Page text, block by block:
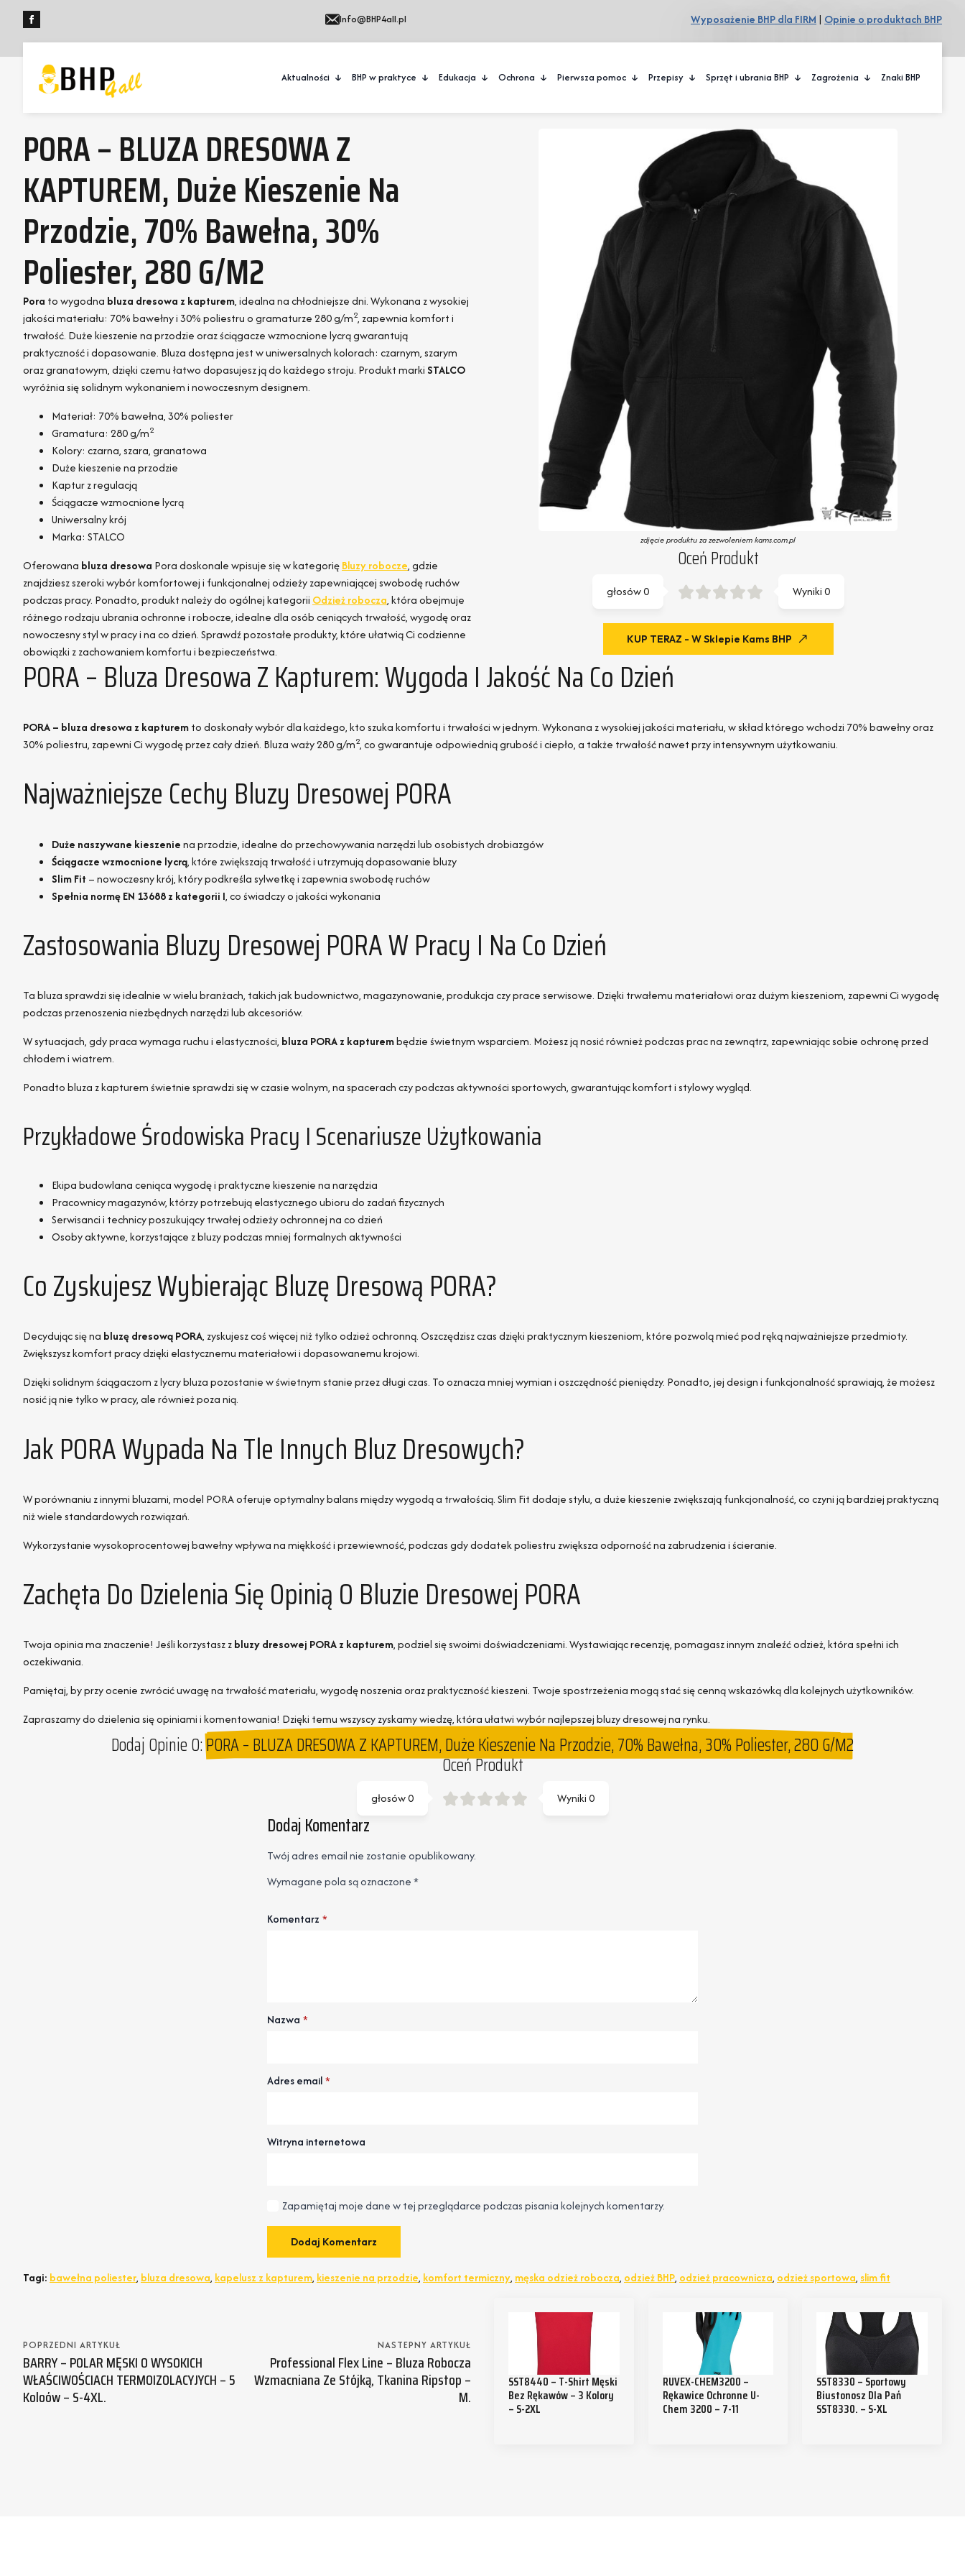
Info@BHP4all.pl Wyposażenie BHP dla FIRM | Opinie o produktach BHP
Aktualności BHP w praktyce Edukacja Ochrona Pierwsza pomoc Przepisy Sprzęt i ubrania BHP Zagrożenia Znaki BHP
PORA – BLUZA DRESOWA Z
KAPTUREM, Duże Kieszenie Na
Przodzie, 70% Bawełna, 30%
Poliester, 280 G/m2
Pora to wygodna bluza dresowa z kapturem, idealna na chłodniejsze dni. Wykonana z wysokiej
jakości materiału: 70% bawełny i 30% poliestru o gramaturze 280 g/m2, zapewnia komfort i
trwałość. Duże kieszenie na przodzie oraz ściągacze wzmocnione lycrą gwarantują
praktyczność i dopasowanie. Bluza dostępna jest w uniwersalnych kolorach: czarnym, szarym
oraz granatowym, dzięki czemu łatwo dopasujesz ją do każdego stroju. Produkt marki STALCO
wyróżnia się solidnym wykonaniem i nowoczesnym designem.
Materiał: 70% bawełna, 30% poliester
Gramatura: 280 g/m2
Kolory: czarna, szara, granatowa
Duże kieszenie na przodzie
Kaptur z regulacją
Ściągacze wzmocnione lycrą
Uniwersalny krój
Marka: STALCO
Oferowana bluza dresowa Pora doskonale wpisuje się w kategorięBluzy robocze, gdzie
znajdziesz szeroki wybór komfortowej i funkcjonalnej odzieży zapewniającej swobodę ruchów
podczas pracy. Ponadto, produkt należy do ogólnej kategorii Odzież robocza, która obejmuje
różnego rodzaju ubrania ochronne i robocze, idealne dla osób ceniących trwałość, wygodę oraz
nowoczesny styl w pracy i na co dzień. Sprawdź pozostałe produkty, które ułatwią Ci codzienne
obowiązki z zachowaniem komfortu i bezpieczeństwa.
zdjęcie produktu za zezwoleniem kams.com.pl
Oceń Produkt
Wyniki0
głosów0
KUP TERAZ - W Sklepie Kams BHP
PORA – Bluza Dresowa Z Kapturem: Wygoda I Jakość Na Co Dzień
PORA – bluza dresowa z kapturemto doskonały wybór dla każdego, kto szuka komfortu i trwałości w jednym. Wykonana z wysokiej jakości materiału, w skład którego wchodzi 70% bawełny oraz
30% poliestru, zapewni Ci wygodę przez cały dzień. Bluza waży 280 g/m2, co gwarantuje odpowiednią grubość i ciepło, a także trwałość nawet przy intensywnym użytkowaniu.
Najważniejsze Cechy Bluzy Dresowej PORA
Duże naszywane kieszeniena przodzie, idealne do przechowywania narzędzi lub osobistych drobiazgów
Ściągacze wzmocnione lycrą, które zwiększają trwałość i utrzymują dopasowanie bluzy
Slim Fit – nowoczesny krój, który podkreśla sylwetkę i zapewnia swobodę ruchów
Spełnia normę EN 13688 z kategorii I, co świadczy o jakości wykonania
Zastosowania Bluzy Dresowej PORA W Pracy I Na Co Dzień
Ta bluza sprawdzi się idealnie w wielu branżach, takich jak budownictwo, magazynowanie, produkcja czy prace serwisowe. Dzięki trwałemu materiałowi oraz dużym kieszeniom, zapewni Ci wygodę
podczas przenoszenia niezbędnych narzędzi lub akcesoriów.
W sytuacjach, gdy praca wymaga ruchu i elastyczności, bluza PORA z kapturembędzie świetnym wsparciem. Możesz ją nosić również podczas prac na zewnątrz, zapewniając sobie ochronę przed
chłodem i wiatrem.
Ponadto bluza z kapturem świetnie sprawdzi się w czasie wolnym, na spacerach czy podczas aktywności sportowych, gwarantując komfort i stylowy wygląd.
Przykładowe Środowiska Pracy I Scenariusze Użytkowania
Ekipa budowlana ceniąca wygodę i praktyczne kieszenie na narzędzia
Pracownicy magazynów, którzy potrzebują elastycznego ubioru do zadań fizycznych
Serwisanci i technicy poszukujący trwałej odzieży ochronnej na co dzień
Osoby aktywne, korzystające z bluzy podczas mniej formalnych aktywności
Co Zyskujesz Wybierając Bluzę Dresową PORA?
Decydując się na bluzę dresową PORA, zyskujesz coś więcej niż tylko odzież ochronną. Oszczędzisz czas dzięki praktycznym kieszeniom, które pozwolą mieć pod ręką najważniejsze przedmioty.
Zwiększysz komfort pracy dzięki elastycznemu materiałowi i dopasowanemu krojowi.
Dzięki solidnym ściągaczom z lycry bluza pozostanie w świetnym stanie przez długi czas. To oznacza mniej wymian i oszczędność pieniędzy. Ponadto, jej design i funkcjonalność sprawiają, że możesz
nosić ją nie tylko w pracy, ale również poza nią.
Jak PORA Wypada Na Tle Innych Bluz Dresowych?
W porównaniu z innymi bluzami, model PORA oferuje optymalny balans między wygodą a trwałością. Slim Fit dodaje stylu, a duże kieszenie zwiększają funkcjonalność, co czyni ją bardziej praktyczną
niż wiele standardowych rozwiązań.
Wykorzystanie wysokoprocentowej bawełny wpływa na miękkość i przewiewność, podczas gdy dodatek poliestru zwiększa odporność na zabrudzenia i ścieranie.
Zachęta Do Dzielenia Się Opinią O Bluzie Dresowej PORA
Twoja opinia ma znaczenie! Jeśli korzystasz zbluzy dresowej PORA z kapturem, podziel się swoimi doświadczeniami. Wystawiając recenzję, pomagasz innym znaleźć odzież, która spełni ich
oczekiwania.
Pamiętaj, by przy ocenie zwrócić uwagę na trwałość materiału, wygodę noszenia oraz praktyczność kieszeni. Twoje spostrzeżenia mogą stać się cenną wskazówką dla kolejnych użytkowników.
Zapraszamy do dzielenia się opiniami i komentowania! Dzięki temu wszyscy zyskamy wiedzę, która ułatwi wybór najlepszej bluzy dresowej na rynku.
Dodaj Opinie O:PORA – BLUZA DRESOWA Z KAPTUREM, Duże Kieszenie Na Przodzie, 70% Bawełna, 30% Poliester, 280 G/m2
Oceń Produkt
Wyniki0
głosów0
Dodaj Komentarz
Twój adres email nie zostanie opublikowany.
Wymagane pola są oznaczone*
Komentarz *
Nazwa *
Adres email*
Witryna internetowa
Zapamiętaj moje dane w tej przeglądarce podczas pisania kolejnych komentarzy.
Tagi: bawełna poliester, bluza dresowa, kapelusz z kapturem, kieszenie na przodzie, komfort termiczny, męska odzież robocza, odzież BHP, odzież pracownicza, odzież sportowa, slim fit
POPRZEDNI ARTYKUŁ
BARRY – POLAR MĘSKI O WYSOKICH
WŁAŚCIWOŚCIACH TERMOIZOLACYJYCH – 5
Koloów – S-4XL.
NASTEPNY ARTYKUŁ
Professional Flex Line – Bluza Robocza
Wzmacniana Ze Stójką, Tkanina Ripstop –
M.
SST8440 – T-Shirt Męski
Bez Rękawów – 3 Kolory
– S-2XL
RUVEX-CHEM3200 –
Rękawice Ochronne U-
Chem 3200 – 7-11
SST8330 – Sportowy
Biustonosz Dla Pań
SST8330. – S-XL